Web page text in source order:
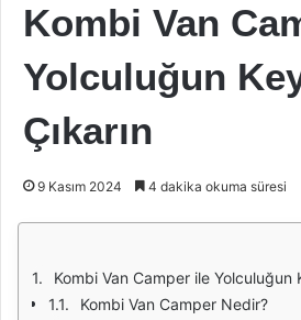
Kombi Van
Yolculuğun
Çıkarın
9 Kasım 2024 4 dakika okuma süresi
Kombi Van Camper ile Yolculuğun
Kombi Van Camper Nedir?